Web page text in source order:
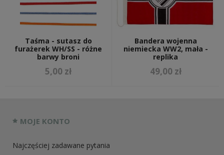
Taśma - sutasz do
furażerek WH/SS - różne
barwy broni
5,00 zł
Bandera wojenna
niemiecka WW2, mała -
replika
49,00 zł
MOJE KONTO
Najczęściej zadawane pytania